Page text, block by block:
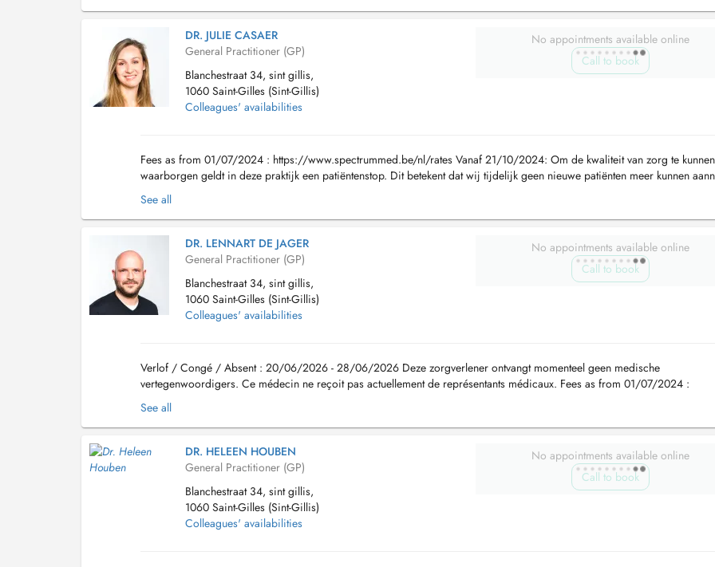
DR. JULIE CASAER
General Practitioner (GP)
Blanchestraat 34, sint gillis,
1060 Saint-Gilles (Sint-Gillis)
Colleagues' availabilities
No appointments available online
Call to book
Fees as from 01/07/2024 : https://www.spectrummed.be/nl/rates Vanaf 21/10/2024: Om de kwaliteit van zorg te kunnen
waarborgen geldt in deze praktijk een patiëntenstop. Dit betekent dat wij tijdelijk geen nieuwe patiënten meer kunnen
Enkel bestaande patiënten zullen nog een afspraak k...
See all
DR. LENNART DE JAGER
General Practitioner (GP)
Blanchestraat 34, sint gillis,
1060 Saint-Gilles (Sint-Gillis)
Colleagues' availabilities
No appointments available online
Call to book
Verlof / Congé / Absent : 20/06/2026 - 28/06/2026 Deze zorgverlener ontvangt momenteel geen medische
vertegenwoordigers. Ce médecin ne reçoit pas actuellement de représentants médicaux. Fees as from 01/07/2024 :
https://www.spectrummed.be/nl/rates Vanaf 21/10/2024: Om de kwaliteit van z...
See all
DR. HELEEN HOUBEN
General Practitioner (GP)
Blanchestraat 34, sint gillis,
1060 Saint-Gilles (Sint-Gillis)
Colleagues' availabilities
No appointments available online
Call to book